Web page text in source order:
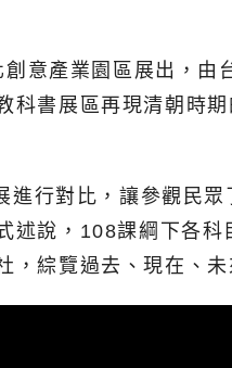
意產業園區展出，
書展區再現清朝時
行對比，讓參觀民
說，108課綱下各
綜覽過去、現在、